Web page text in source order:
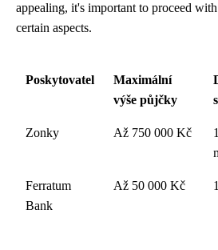
appealing, it's important to proceed
certain aspects.
Poskytovatel
Maximální
výše půjčky
Zonky Až 750 000 Kč
Ferratum
Bank
Až 50 000 Kč